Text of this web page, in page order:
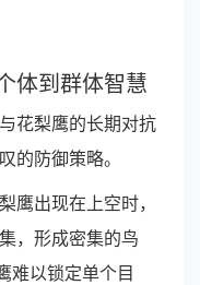
体到群体智慧
花梨鹰的长期对抗
的防御策略。
鹰出现在上空时，
，形成密集的鸟
难以锁定单个目